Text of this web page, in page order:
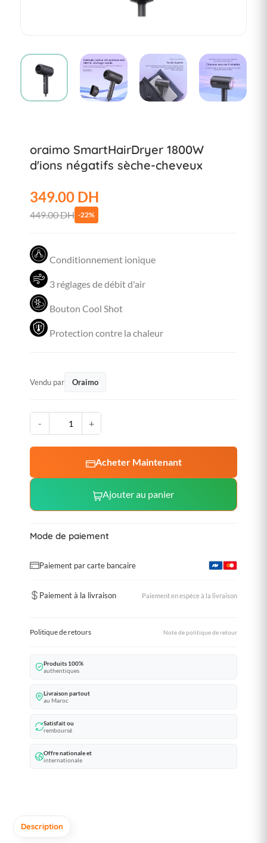
oraimo SmartHairDryer 1800W
d'ions négatifs sèche-cheveux
349.00 DH
449.00 DH -22%
Conditionnement ionique
3 réglages de débit d'air
Bouton Cool Shot
Protection contre la chaleur
Vendu par Oraimo
- +
Acheter Maintenant
Ajouter au panier
Mode de paiement
Paiement par carte bancaire
Paiement à la livraison Paiement en espèce à la livraison
Politique de retours Note de politique de retour
Produits 100%
authentiques
Livraison partout
au Maroc
Satisfait ou
remboursé
Offre nationale et
internationale
Description